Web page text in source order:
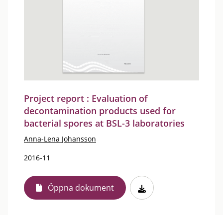
Project report : Evaluation of
decontamination products used for
bacterial spores at BSL-3 laboratories
Anna-Lena Johansson
2016-11
Öppna dokument